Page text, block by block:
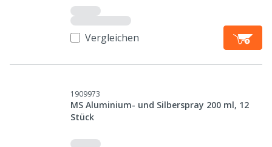
Vergleichen
1909973
MS Aluminium- und Silberspray 200 ml, 12
Stück